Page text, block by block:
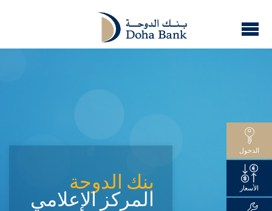
بنك الدوحة
المركز الإعلامي
الدخول
الأسعار